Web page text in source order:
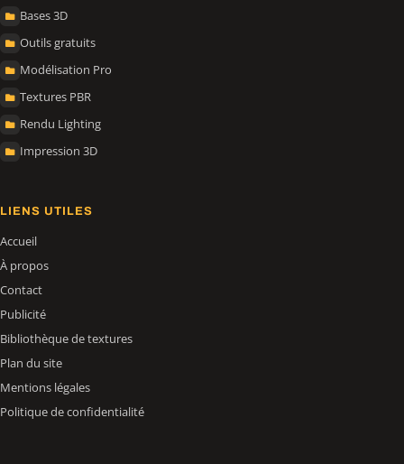
Bases 3D
Outils gratuits
Modélisation Pro
Textures PBR
Rendu Lighting
Impression 3D
LIENS UTILES
Accueil
À propos
Contact
Publicité
Bibliothèque de textures
Plan du site
Mentions légales
Politique de confidentialité